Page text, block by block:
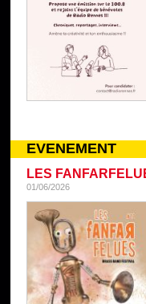
EVENEMENT
LES
01/06/2026